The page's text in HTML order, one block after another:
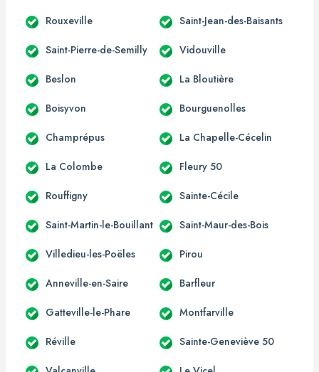
Rouxeville Saint-Jean-des-Baisants
Saint-Pierre-de-Semilly Vidouville
Beslon La Bloutière
Boisyvon Bourguenolles
Champrépus La Chapelle-Cécelin
La Colombe Fleury 50
Rouffigny Sainte-Cécile
Saint-Martin-le-Bouillant Saint-Maur-des-Bois
Villedieu-les-Poëles Pirou
Anneville-en-Saire Barfleur
Gatteville-le-Phare Montfarville
Réville Sainte-Geneviève 50